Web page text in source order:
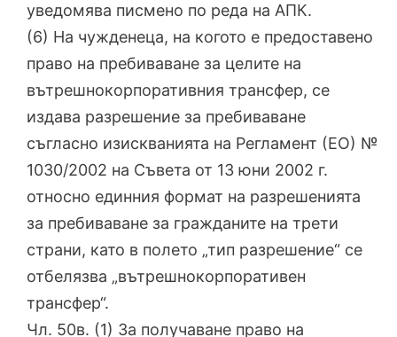
уведомява писмено по реда на АПК.
(6) На чужденеца, на когото е предоставено
право на пребиваване за целите на
вътрешнокорпоративния трансфер, се
издава разрешение за пребиваване
съгласно изискванията на Регламент (ЕО) №
1030/2002 на Съвета от 13 юни 2002 г.
относно единния формат на разрешенията
за пребиваване за гражданите на трети
страни, като в полето „тип разрешение“ се
отбелязва „вътрешнокорпоративен
трансфер“.
Чл. 50в. (1) За получаване право на